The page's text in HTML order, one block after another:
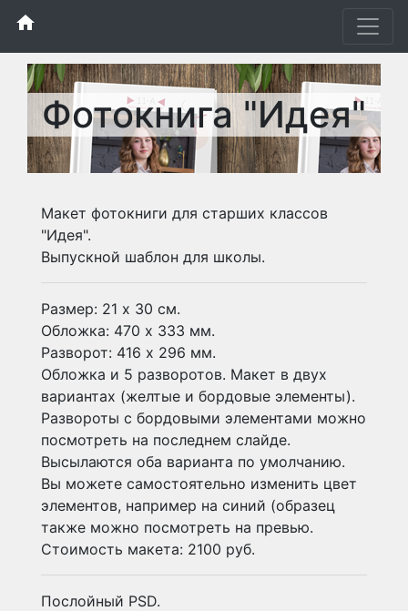
home
Фотокнига "Идея"
Макет фотокниги для старших классов
"Идея".
Выпускной шаблон для школы.
Размер: 21 х 30 см.
Обложка: 470 х 333 мм.
Разворот: 416 х 296 мм.
Обложка и 5 разворотов. Макет в двух
вариантах (желтые и бордовые элементы).
Развороты с бордовыми элементами можно
посмотреть на последнем слайде.
Высылаются оба варианта по умолчанию.
Вы можете самостоятельно изменить цвет
элементов, например на синий (образец
также можно посмотреть на превью.
Стоимость макета: 2100 руб.
Послойный PSD.